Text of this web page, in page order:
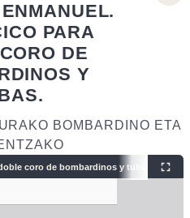
PARA
DE
Y
BOMBARDINO ETA
coro de bombardinos y tubas.